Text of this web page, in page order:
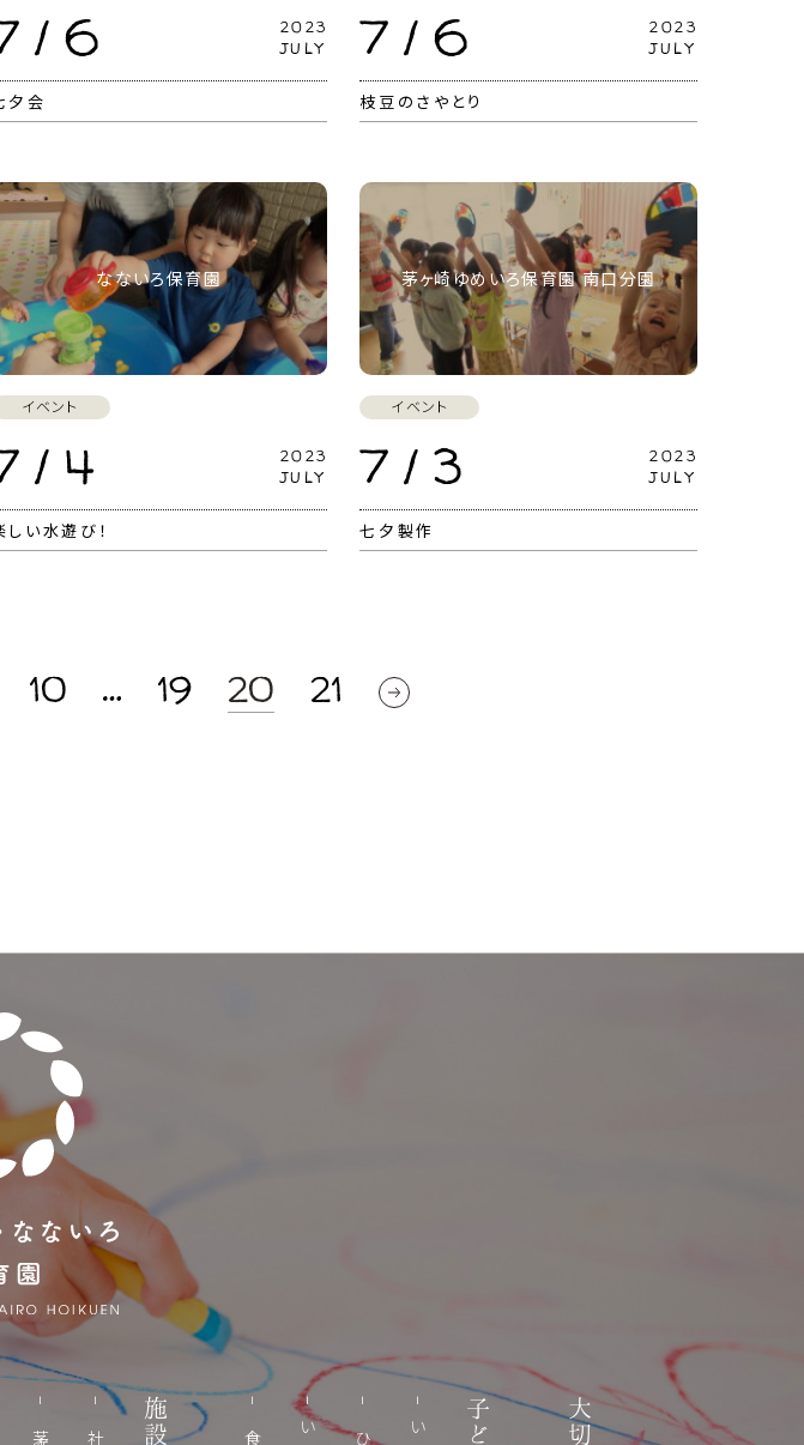
/ 6
2023
JULY
夕会
7 / 6
2023
JULY
枝豆のさやとり
なないろ保育園
イベント
/ 4
2023
JULY
しい水遊び！
茅ヶ崎ゆめいろ保育園 南口分園
イベント
7 / 3
2023
JULY
七夕製作
10 19 20 21